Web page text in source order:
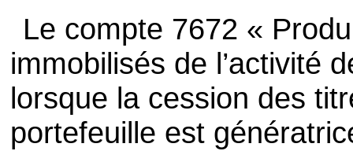
Le compte 7672 «
immobilisés de l’activité
lorsque la cession des
portefeuille est